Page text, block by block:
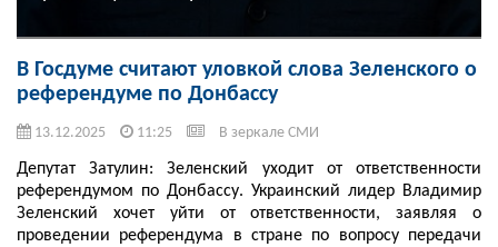
В Госдуме считают уловкой слова Зеленского о
референдуме по Донбассу
13.12.2025 11:25 В зеркале СМИ
Депутат Затулин: Зеленский уходит от ответственности
референдумом по Донбассу. Украинский лидер Владимир
Зеленский хочет уйти от ответственности, заявляя о
проведении референдума в стране по вопросу передачи